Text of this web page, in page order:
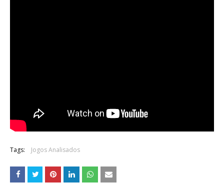
Tags: Jogos Analisados